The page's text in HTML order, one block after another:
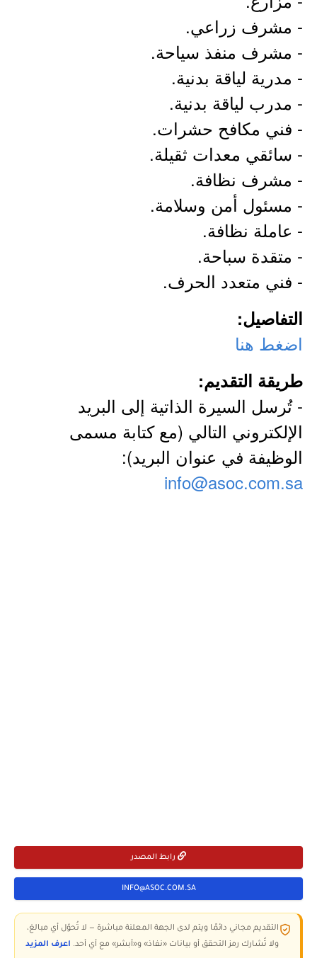
- مشرف زراعي.
- مشرف منفذ سياحة.
- مدرية لياقة بدنية.
- مدرب لياقة بدنية.
- فني مكافح حشرات.
- سائقي معدات ثقيلة.
- مشرف نظافة.
- مسئول أمن وسلامة.
- عاملة نظافة.
- متقدة سباحة.
- فني متعدد الحرف.
التفاصيل:
اضغط هنا
طريقة التقديم:
- تُرسل السيرة الذاتية إلى البريد
الإلكتروني التالي (مع كتابة مسمى
الوظيفة في عنوان البريد):
info@asoc.com.sa
رابط المصدر
INFO@ASOC.COM.SA
التقديم مجاني دائمًا ويتم لدى الجهة المعلنة مباشرة — لا تُحوّل أي مبالغ،
ولا تُشارك رمز التحقق أو بيانات «نفاذ» و«أبشر» مع أي أحد. اعرف المزيد